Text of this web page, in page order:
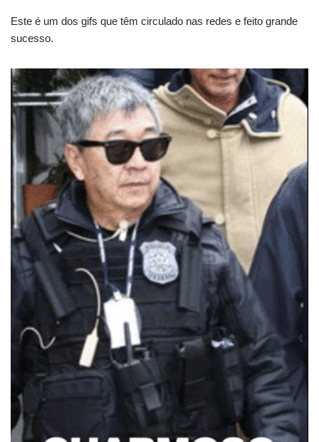
Este é um dos gifs que têm circulado nas redes e feito grande
sucesso.